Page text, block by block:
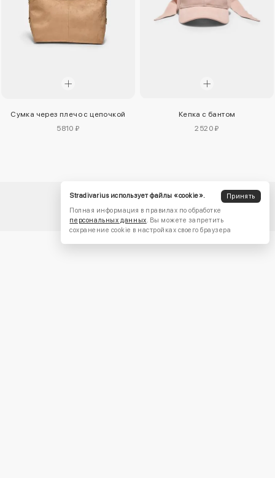
Сумка через плечо с цепочкой
5810 ₽
Кепка с бантом
2520 ₽
Stradivarius использует файлы «cookie».
Принять
Полная информация в правилах по обработке
персональных данных. Вы можете запретить
сохранение cookie в настройках своего браузера